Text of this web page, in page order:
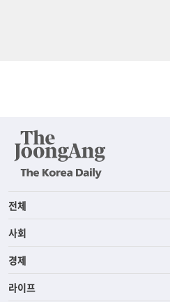
전체
사회
경제